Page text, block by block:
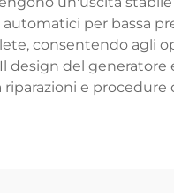
per bassa
consentendo agli
design del
e